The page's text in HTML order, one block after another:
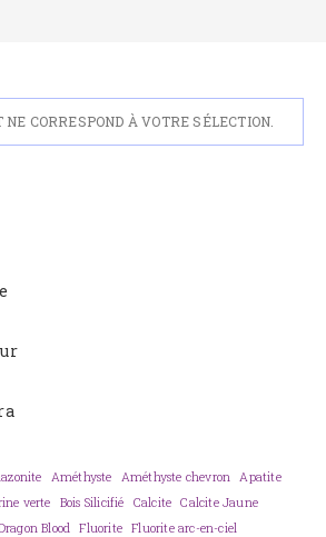
CORRESPOND À VOTRE SÉLECTION.
Améthyste Améthyste chevron
Apatite
verte Bois Silicifié Calcite
Calcite Jaune
Blood Fluorite Fluorite arc-en-ciel